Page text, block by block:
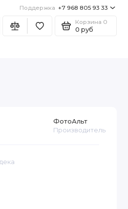
Поддержка +7 968 805 93 33
Корзина 0
0 руб
ФотоАльт
Производитель